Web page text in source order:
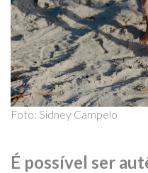
Foto: Sidney Campelo
É possível ser